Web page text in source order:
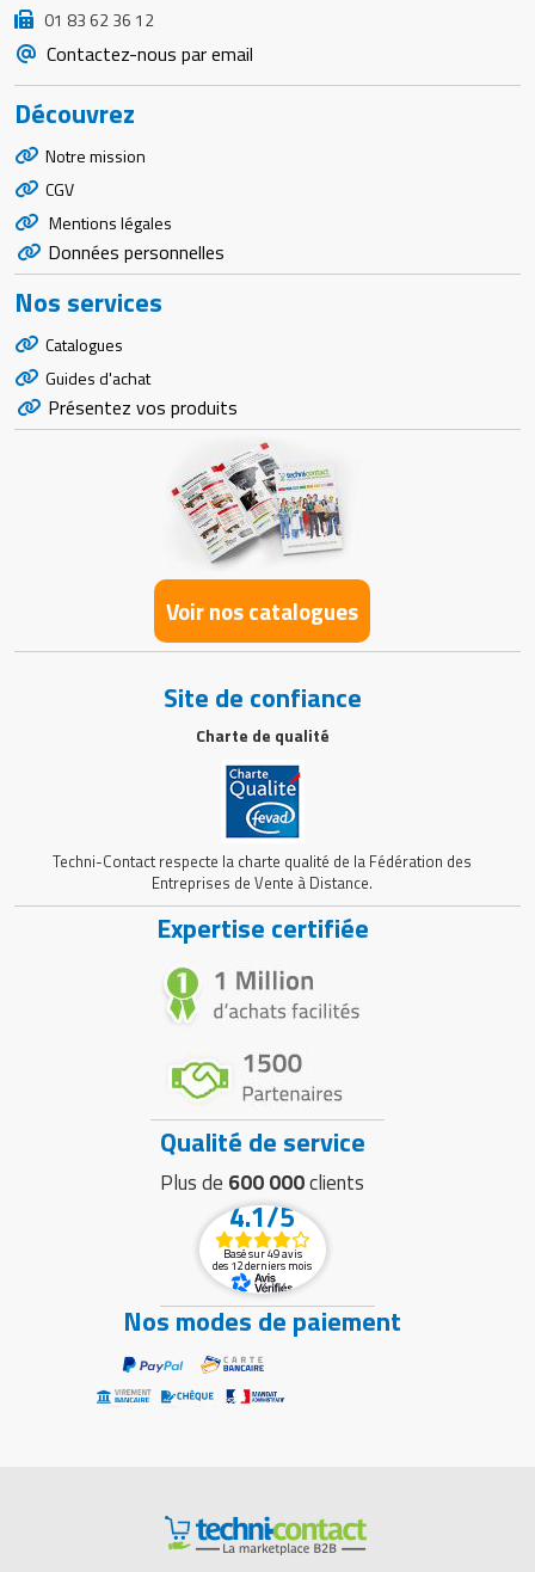
01 83 62 36 12
Contactez-nous par email
Découvrez
Notre mission
CGV
Mentions légales
Données personnelles
Nos services
Catalogues
Guides d'achat
Présentez vos produits
Voir nos catalogues
Site de confiance
Charte de qualité
Techni-Contact respecte la charte qualité de la Fédération des
Entreprises de Vente à Distance.
Expertise certifiée
Qualité de service
Plus de 600 000clients
4.1/5
Basé sur 49 avis
des 12 derniers mois
Nos modes de paiement